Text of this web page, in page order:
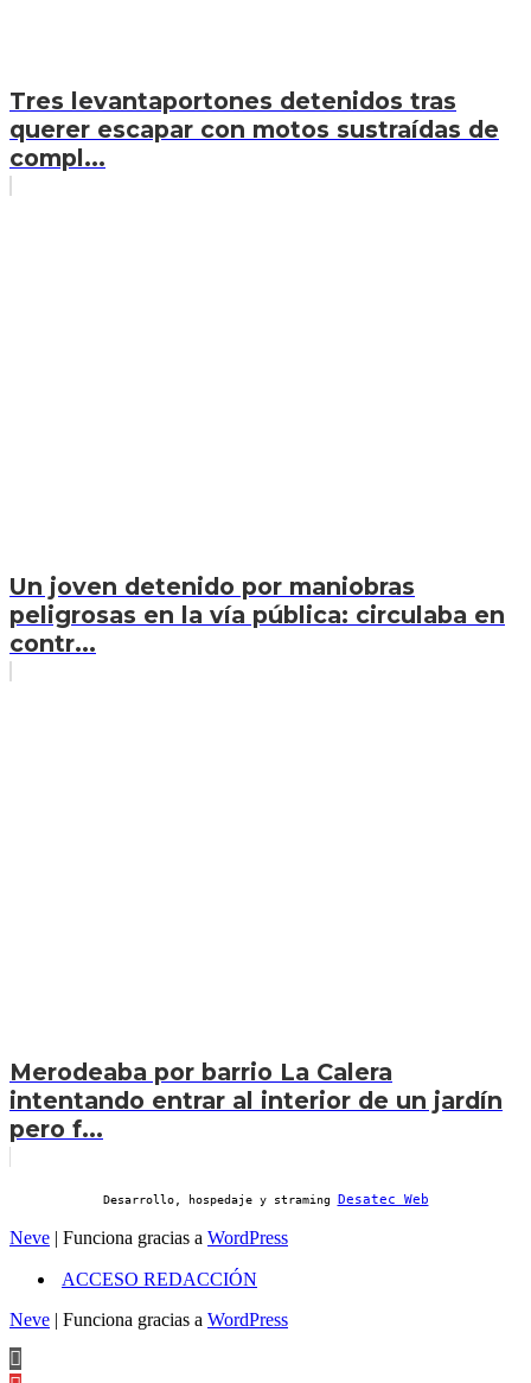
Tres levantaportones detenidos tras
querer escapar con motos sustraídas de
compl...
Un joven detenido por maniobras
peligrosas en la vía pública: circulaba en
contr...
Merodeaba por barrio La Calera
intentando entrar al interior de un jardín
pero f...
Desarrollo, hospedaje y straming Desatec Web
Neve | Funciona gracias a WordPress
ACCESO REDACCIÓN
Neve | Funciona gracias a WordPress